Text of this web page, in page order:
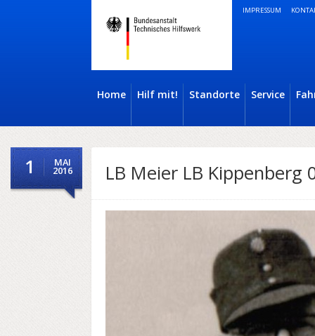
IMPRESSUM
Home Hilf mit! Standorte Service
1 MAI
2016 LB Meier LB Kippenberg